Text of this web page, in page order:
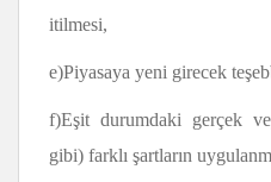
itilmesi,
e)Piyasaya yeni girecek
f)Eşit durumdaki gerçek
gibi) farklı şartların